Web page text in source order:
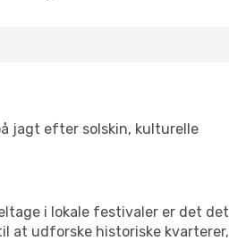
jagt efter solskin, kulturelle
i lokale festivaler er det det
at udforske historiske kvarterer,